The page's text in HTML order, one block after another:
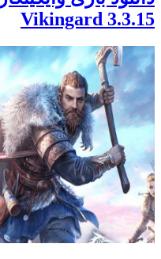
Vikingard 3.3.15